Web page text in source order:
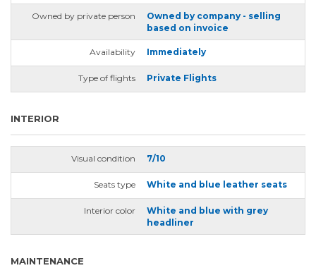
Owned by private person
Owned by company - selling
based on invoice
Availability Immediately
Type of flights Private Flights
INTERIOR
Visual condition 7/10
Seats type White and blue leather seats
Interior color
White and blue with grey
headliner
MAINTENANCE